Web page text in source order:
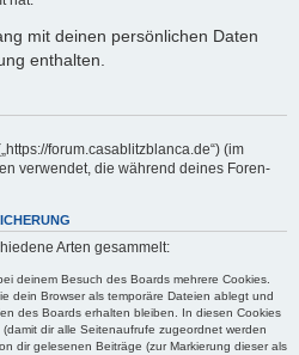
mit deinen persönlichen Daten
enthalten.
forum.casablitzblanca.de“) (im
verwendet, die während deines Foren-
Arten gesammelt:
deinem Besuch des Boards mehrere Cookies.
dein Browser als temporäre Dateien ablegt und
des Boards erhalten bleiben. In diesen Cookies
dir alle Seitenaufrufe zugeordnet werden
dir gelesenen Beiträge (zur Markierung dieser als